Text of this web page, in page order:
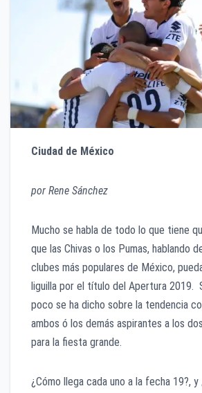
Ciudad de México
por Rene Sánchez
Mucho se habla de todo lo que tiene
que las Chivas o los Pumas, hablando
clubes más populares de México,
liguilla por el título del Apertura 2019.
poco se ha dicho sobre la tendencia
ambos ó los demás aspirantes a los
para la fiesta grande.
¿Cómo llega cada uno a la fecha 19?,